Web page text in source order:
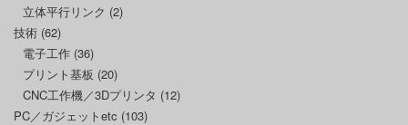
立体平行リンク (2)
技術 (62)
電子工作 (36)
プリント基板 (20)
CNC工作機／3Dプリンタ (12)
PC／ガジェットetc (103)